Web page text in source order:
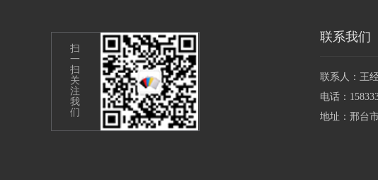
扫
一
扫
关
注
我
们
联系我们
联系人：王
电话：
地址：邢台